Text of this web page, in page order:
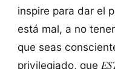
inspire para dar el
está mal, a no
que seas
privilegiado, que